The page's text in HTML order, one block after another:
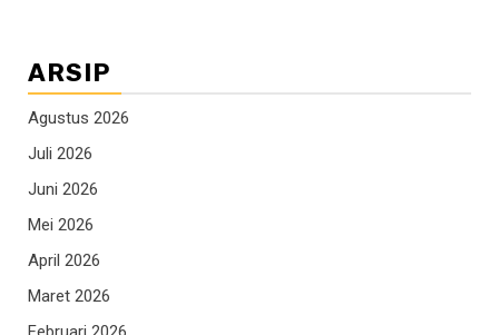
ARSIP
Agustus 2026
Juli 2026
Juni 2026
Mei 2026
April 2026
Maret 2026